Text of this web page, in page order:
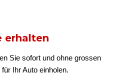
erhalten
Sie sofort und ohne grossen
Ihr Auto einholen.